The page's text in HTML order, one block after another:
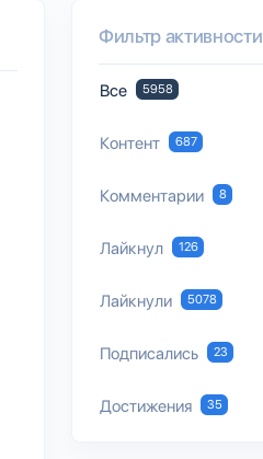
Фильтр активности
Все 5958
Контент 687
Комментарии 8
Лайкнул 126
Лайкнули 5078
Подписались 23
Достижения 35